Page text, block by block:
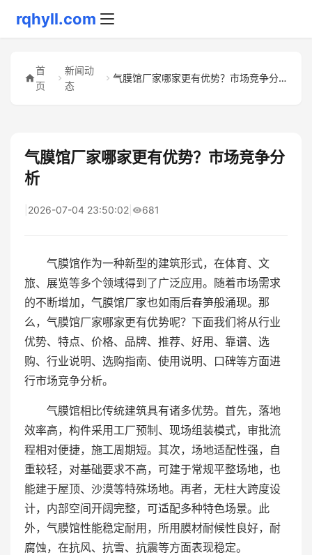
rqhyll.com
首
页
新闻动
态
气膜馆厂家哪家更有优势？市场竞争分析
气膜馆厂家哪家更有优势？市场竞争分
析
2026-07-04 23:50:02 681
气膜馆作为一种新型的建筑形式，在体育、文
旅、展览等多个领域得到了广泛应用。随着市场需求
的不断增加，气膜馆厂家也如雨后春笋般涌现。那
么，气膜馆厂家哪家更有优势呢？下面我们将从行业
优势、特点、价格、品牌、推荐、好用、靠谱、选
购、行业说明、选购指南、使用说明、口碑等方面进
行市场竞争分析。
气膜馆相比传统建筑具有诸多优势。首先，落地
效率高，构件采用工厂预制、现场组装模式，审批流
程相对便捷，施工周期短。其次，场地适配性强，自
重较轻，对基础要求不高，可建于常规平整场地，也
能建于屋顶、沙漠等特殊场地。再者，无柱大跨度设
计，内部空间开阔完整，可适配多种特色场景。此
外，气膜馆性能稳定耐用，所用膜材耐候性良好，耐
腐蚀，在抗风、抗雪、抗震等方面表现稳定。